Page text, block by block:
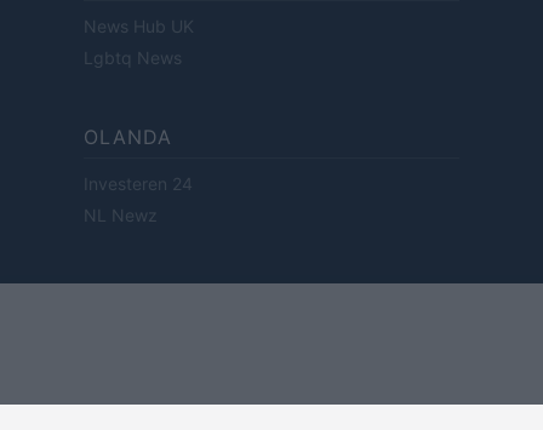
News Hub UK
Lgbtq News
OLANDA
Investeren 24
NL Newz